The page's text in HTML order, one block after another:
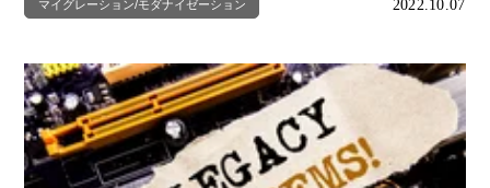
マイグレーション/モダナイゼーション 2022.10.07